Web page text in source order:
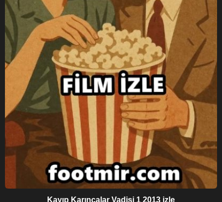
Kayıp Karıncalar Vadisi 1 2013 izle